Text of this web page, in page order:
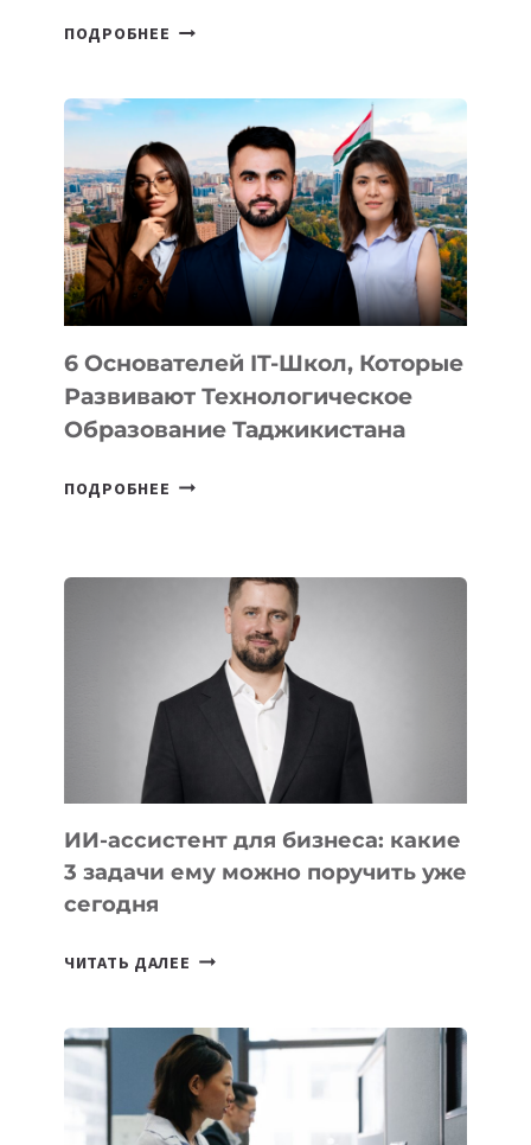
ПОДРОБНЕЕ СТАЛИ
ВНЕШНЕГО
ВИДА
НОВОГО
УСТРОЙСТВА
ОТ
OPENAI
6 Основателей IT-Школ, Которые
Развивают Технологическое
Образование Таджикистана
ПОДРОБНЕЕ 6
КОТОРЫЕ
РАЗВИВАЮТ
ТЕХНОЛОГИЧЕСКОЕ
ОБРАЗОВАНИЕ
ТАДЖИКИСТАНА
ИИ-ассистент для бизнеса: какие
3 задачи ему можно поручить уже
сегодня
ЧИТАТЬ ДАЛЕЕ ИИ-
БИЗНЕСА:
КАКИЕ
3
ЗАДАЧИ